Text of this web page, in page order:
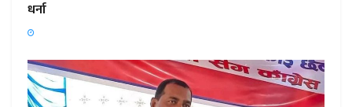
धर्ना